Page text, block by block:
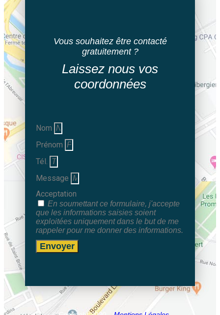
Vous souhaitez être contacté
gratuitement ?
Laissez nous vos
coordonnées
Nom
Prénom
Tél.
Message
Acceptation
En soumettant ce formulaire, j'accepte
que les informations saisies soient
exploitées uniquement dans le but de me
rappeler pour me donner des informations.
Envoyer